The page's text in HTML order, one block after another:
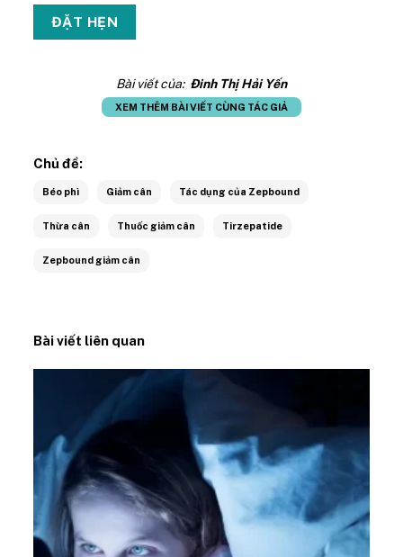
Bài viết của: Đinh Thị Hải Yến
XEM THÊM BÀI VIẾT CÙNG TÁC GIẢ
Chủ đề:
Béo phì Giảm cân Tác dụng của Zepbound
Thừa cân Thuốc giảm cân Tirzepatide
Zepbound giảm cân
Bài viết liên quan